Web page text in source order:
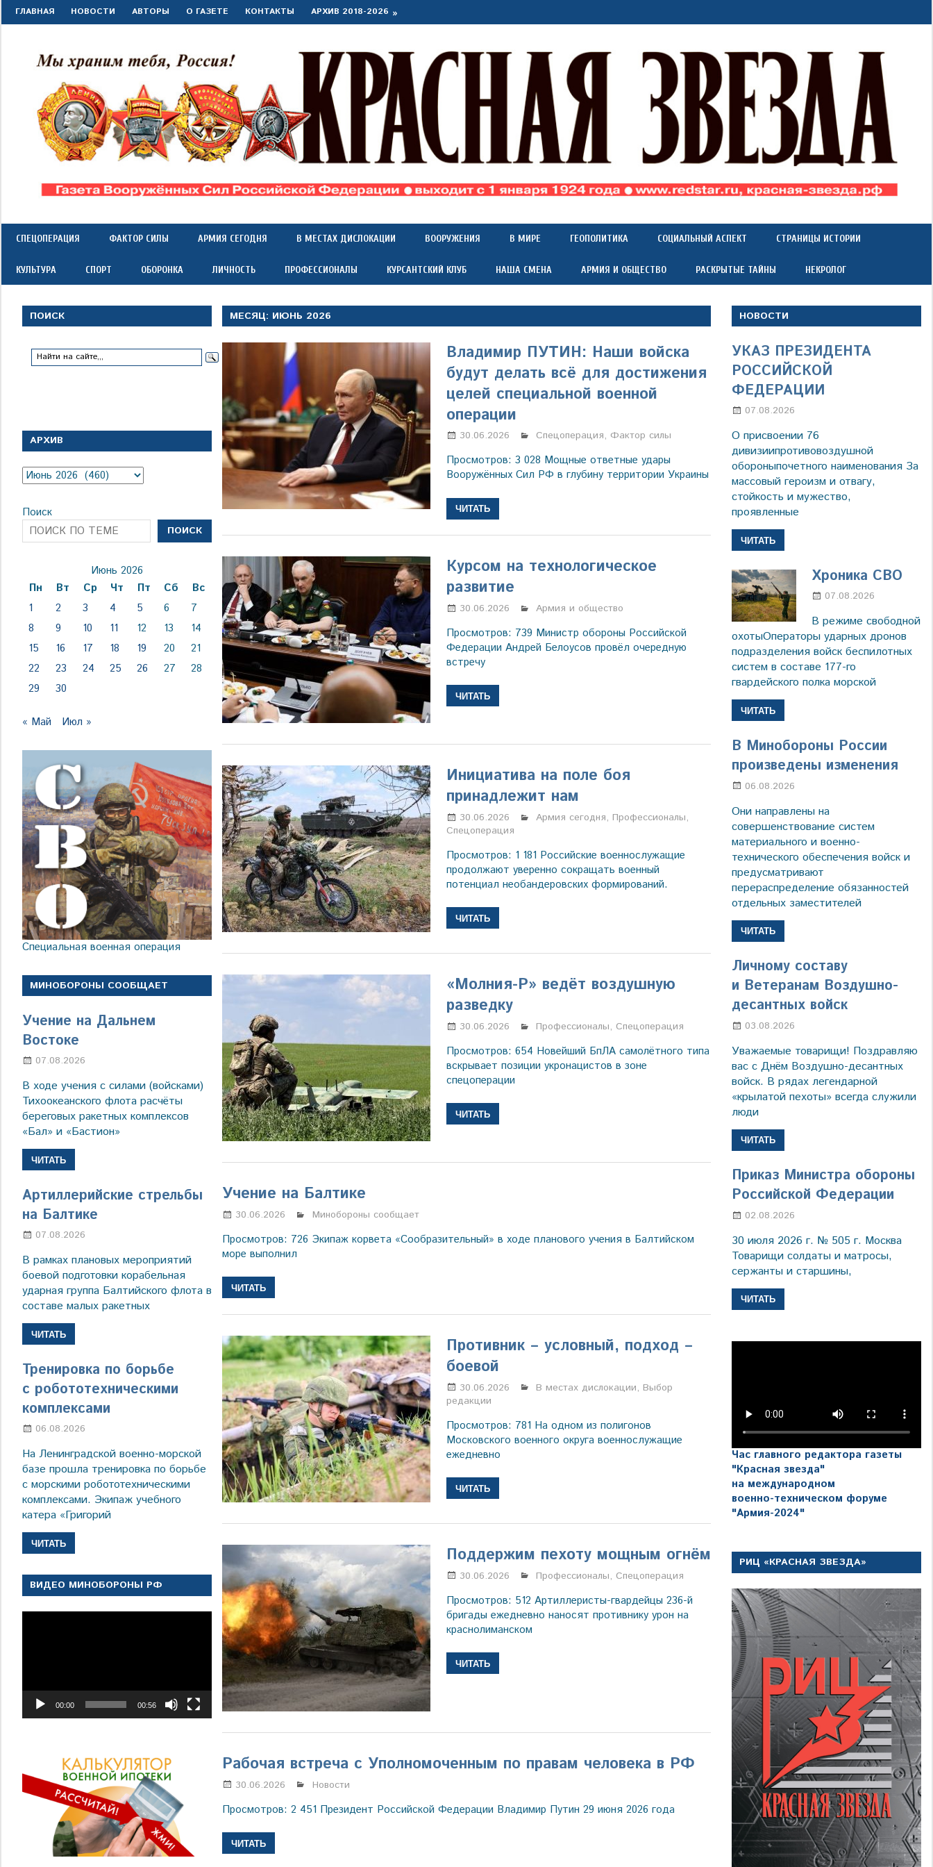
Перейти
к
ГЛАВНАЯ НОВОСТИ АВТОРЫ О ГАЗЕТЕ КОНТАКТЫ АРХИВ 2018-2026
"Красная
звезда"
Вооружённых
Сил
Федерации
*
1
1924
года
СПЕЦОПЕРАЦИЯ ФАКТОР СИЛЫ АРМИЯ СЕГОДНЯ В МЕСТАХ ДИСЛОКАЦИИ ВООРУЖЕНИЯ В МИРЕ ГЕОПОЛИТИКА СОЦИАЛЬНЫЙ АСПЕКТ СТРАНИЦЫ ИСТОРИИ
КУЛЬТУРА СПОРТ ОБОРОНКА ЛИЧНОСТЬ ПРОФЕССИОНАЛЫ КУРСАНТСКИЙ КЛУБ НАША СМЕНА АРМИЯ И ОБЩЕСТВО РАСКРЫТЫЕ ТАЙНЫ НЕКРОЛОГ
МЕСЯЦ: ИЮНЬ 2026
Владимир ПУТИН: Наши войска
будут делать всё для достижения
целей специальной военной
операции
30.06.2026 Марина Щербакова
Спецоперация, Фактор силы
Просмотров: 3 028 Мощные ответные удары
Вооружённых Сил РФ в глубину территории Украины
ЧИТАТЬ
Курсом на технологическое
развитие
30.06.2026 Марина Щербакова
Армия и общество
Просмотров: 739 Министр обороны Российской
Федерации Андрей Белоусов провёл очередную
встречу
ЧИТАТЬ
Инициатива на поле боя
принадлежит нам
30.06.2026 Марина Щербакова
Армия сегодня, Профессионалы,
Спецоперация
Просмотров: 1 181 Российские военнослужащие
продолжают уверенно сокращать военный
потенциал необандеровских формирований.
ЧИТАТЬ
«Молния-Р» ведёт воздушную
разведку
30.06.2026 Марина Щербакова
Профессионалы, Спецоперация
Просмотров: 654 Новейший БпЛА самолётного типа
вскрывает позиции укронацистов в зоне
спецоперации
ЧИТАТЬ
Учение на Балтике
30.06.2026 Марина Щербакова
Минобороны сообщает
Просмотров: 726 Экипаж корвета «Сообразительный» в ходе планового учения в Балтийском
море выполнил
ЧИТАТЬ
Противник – условный, подход –
боевой
30.06.2026 Марина Щербакова
В местах дислокации, Выбор
редакции
Просмотров: 781 На одном из полигонов
Московского военного округа военнослужащие
ежедневно
ЧИТАТЬ
Поддержим пехоту мощным огнём
30.06.2026 Марина Щербакова
Профессионалы, Спецоперация
Просмотров: 512 Артиллеристы-гвардейцы 236-й
бригады ежедневно наносят противнику урон на
краснолиманском
ЧИТАТЬ
Рабочая встреча с Уполномоченным по правам человека в РФ
30.06.2026 Марина Щербакова
Новости
Просмотров: 2 451 Президент Российской Федерации Владимир Путин 29 июня 2026 года
ЧИТАТЬ
ПОИСК
АРХИВ
Архив
Поиск
ПОИСК
Июнь 2026
Пн
Вт Ср Чт Пт Сб
Вс
1
2 3 4 5 6
7
8
9 10 11 12 13
14
15
16 17 18 19 20
21
22
23 24 25 26 27
28
29
30
« Май Июл »
Специальная военная операция
МИНОБОРОНЫ СООБЩАЕТ
Учение на Дальнем
Востоке
07.08.2026
В ходе учения с силами (войсками)
Тихоокеанского флота расчёты
береговых ракетных комплексов
«Бал» и «Бастион»
ЧИТАТЬ
Артиллерийские стрельбы
на Балтике
07.08.2026
В рамках плановых мероприятий
боевой подготовки корабельная
ударная группа Балтийского флота в
составе малых ракетных
ЧИТАТЬ
Тренировка по борьбе
с робототехническими
комплексами
06.08.2026
На Ленинградской военно-морской
базе прошла тренировка по борьбе
с морскими робототехническими
комплексами. Экипаж учебного
катера «Григорий
ЧИТАТЬ
ВИДЕО МИНОБОРОНЫ РФ
00:00 00:56
НОВОСТИ
УКАЗ ПРЕЗИДЕНТА
РОССИЙСКОЙ
ФЕДЕРАЦИИ
07.08.2026
О присвоении 76
дивизиипротивовоздушной
обороныпочетного наименования За
массовый героизм и отвагу,
стойкость и мужество,
проявленные
ЧИТАТЬ
Хроника СВО
07.08.2026
В режиме свободной
охотыОператоры ударных дронов
подразделения войск беспилотных
систем в составе 177-го
гвардейского полка морской
ЧИТАТЬ
В Минобороны России
произведены изменения
06.08.2026
Они направлены на
совершенствование систем
материального и военно-
технического обеспечения войск и
предусматривают
перераспределение обязанностей
отдельных заместителей
ЧИТАТЬ
Личному составу
и Ветеранам Воздушно-
десантных войск
03.08.2026
Уважаемые товарищи! Поздравляю
вас с Днём Воздушно-десантных
войск. В рядах легендарной
«крылатой пехоты» всегда служили
люди
ЧИТАТЬ
Приказ Министра обороны
Российской Федерации
02.08.2026
30 июля 2026 г. № 505 г. Москва
Товарищи солдаты и матросы,
сержанты и старшины,
ЧИТАТЬ
Час главного редактора газеты
"Красная звезда"
на международном
военно-техническом форуме
"Армия-2024"
РИЦ «КРАСНАЯ ЗВЕЗДА»